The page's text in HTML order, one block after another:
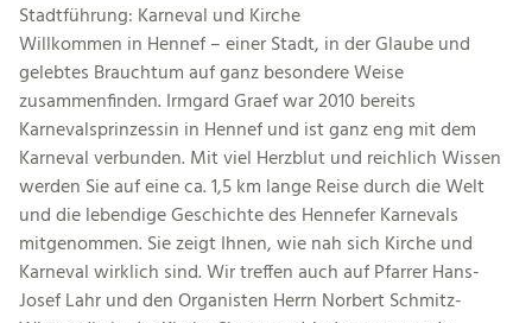
Stadtführung: Karneval und Kirche
Willkommen in Hennef – einer Stadt, in der Glaube und
gelebtes Brauchtum auf ganz besondere Weise
zusammenfinden. Irmgard Graef war 2010 bereits
Karnevalsprinzessin in Hennef und ist ganz eng mit dem
Karneval verbunden. Mit viel Herzblut und reichlich Wissen
werden Sie auf eine ca. 1,5 km lange Reise durch die Welt
und die lebendige Geschichte des Hennefer Karnevals
mitgenommen. Sie zeigt Ihnen, wie nah sich Kirche und
Karneval wirklich sind. Wir treffen auch auf Pfarrer Hans-
Josef Lahr und den Organisten Herrn Norbert Schmitz-